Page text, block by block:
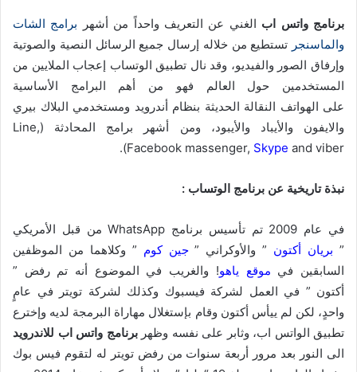
برنامج واتس اب الغني عن التعريف واحداً من أشهر برامج الشات
والماسنجر تستطيع من خلاله إرسال جميع الرسائل النصية والصوتية
وإرفاق الصور والفيديو، وقد نال تطبيق الوتساب إعجاب الملايين من
المستخدمين حول العالم فهو من أهم البرامج الأساسية
على الهواتف النقالة الحديثة بنظام أندرويد ومستخدمي البلاك بيري
والايفون والأيباد والأيبود، ومن أشهر برامج المحادثة (Line,
Facebook massenger, Skype and viber).
نبذة تاريخية عن برنامج الوتساب :
في عام 2009 تم تأسيس برنامج WhatsApp من قبل الأمريكي
” بريان أكتون ” والأوكراني ”جين كوم ” وكلاهما من الموظفين
السابقين في موقع ياهو! والغريب في الموضوع أنه تم رفض ”
أكتون ” في العمل لشركة فيسبوك وكذلك لشركة تويتر في عامٍ
واحدٍ، لكن لم ييأس أكتون وقام بإستغلال مهاراة البرمجة لديه وإخترع
تطبيق الواتس اب، وثابر على نفسه وظهربرنامج واتس اب للاندرويد
الى النور بعد مرور أربعة سنوات من رفض تويتر له لتقوم فيس بوك